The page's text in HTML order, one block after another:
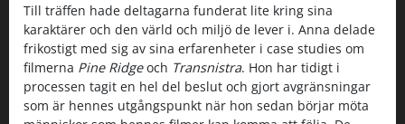
Till träffen hade deltagarna funderat lite kring sina
karaktärer och den värld och miljö de lever i. Anna delade
frikostigt med sig av sina erfarenheter i case studies om
filmerna Pine Ridgeoch Transnistra. Hon har tidigt i
processen tagit en hel del beslut och gjort avgränsningar
som är hennes utgångspunkt när hon sedan börjar möta